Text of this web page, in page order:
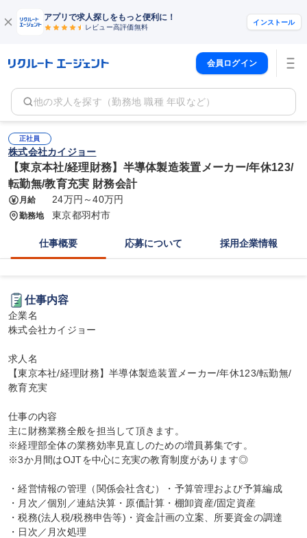
アプリで求人探しをもっと便利に！
レビュー高評価無料
インストール
会員ログイン
他の求人を探す（勤務地 職種 年収など）
正社員
株式会社カイジョー
【東京本社/経理財務】半導体製造装置メーカー/年休123/
転勤無/教育充実 財務会計
月給 24万円～40万円
勤務地 東京都羽村市
仕事概要 応募について 採用企業情報
仕事内容
企業名
株式会社カイジョー
求人名
【東京本社/経理財務】半導体製造装置メーカー/年休123/転勤無/
教育充実
仕事の内容
主に財務業務全般を担当して頂きます。
※経理部全体の業務効率見直しのための増員募集です。
※3か月間はOJTを中心に充実の教育制度があります◎
・経営情報の管理（関係会社含む）・予算管理および予算編成
・月次／個別／連結決算・原価計算・棚卸資産/固定資産
・税務(法人税/税務申告等)・資金計画の立案、所要資金の調達
・日次／月次処理